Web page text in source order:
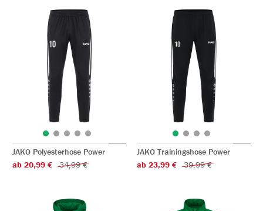
JAKO Polyesterhose Power
ab 20,99 €
34,99 €
JAKO Trainingshose Power
ab 23,99 €
39,99 €